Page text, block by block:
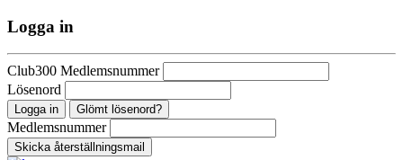
Logga in
Club300 Medlemsnummer
Lösenord
Glömt lösenord?
Medlemsnummer